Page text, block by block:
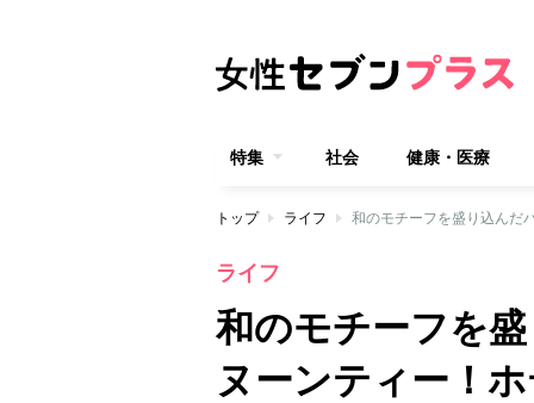
特集 社会 健康・医療
トップ ライフ
ライフ
和のモチーフを
ヌーンティー！